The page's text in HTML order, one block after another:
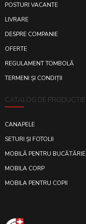
POSTURI VACANTE
LIVRARE
DESPRE COMPANIE
OFERTE
REGULAMENT TOMBOLĂ
TERMENI ȘI CONDIȚII
CATALOG DE PRODUCTIE
CANAPELE
SETURI ȘI FOTOLII
MOBILĂ PENTRU BUCĂTĂRIE
MOBILA CORP
MOBILA PENTRU COPII